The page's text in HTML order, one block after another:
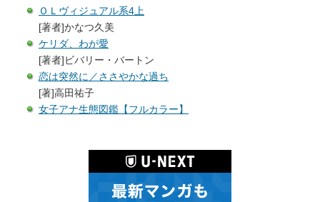
ＯＬヴィジュアル系4上
[著者]かなつ久美
ケリダ、わが愛
[著者]ビバリー・バートン
恋は突然に／ささやかな過ち
[著]高田祐子
女子アナ生態図鑑【フルカラー】